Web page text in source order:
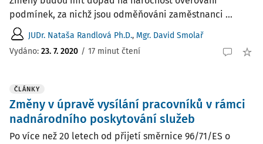
podmínek, za nichž jsou odměňováni zaměstnanci ...
JUDr. Nataša Randlová Ph.D., Mgr. David Smolař
Vydáno: 23. 7. 2020 / 17 minut čtení
ČLÁNKY
Změny v úpravě vysílání pracovníků v rámci
nadnárodního poskytování služeb
Po více než 20 letech od přijetí směrnice 96/71/ES o